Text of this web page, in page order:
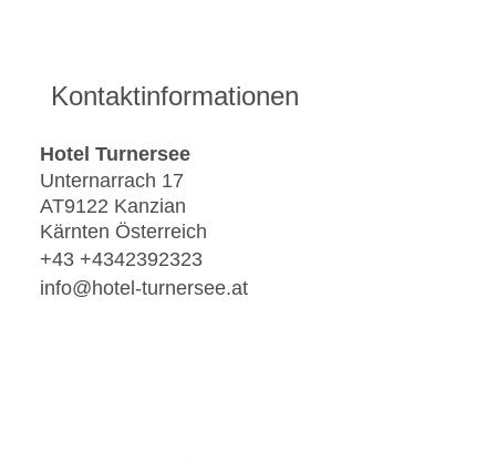
Kontaktinformationen
Hotel Turnersee
Unternarrach 17
AT9122 Kanzian
Kärnten Österreich
+43 +4342392323
info@hotel-turnersee.at